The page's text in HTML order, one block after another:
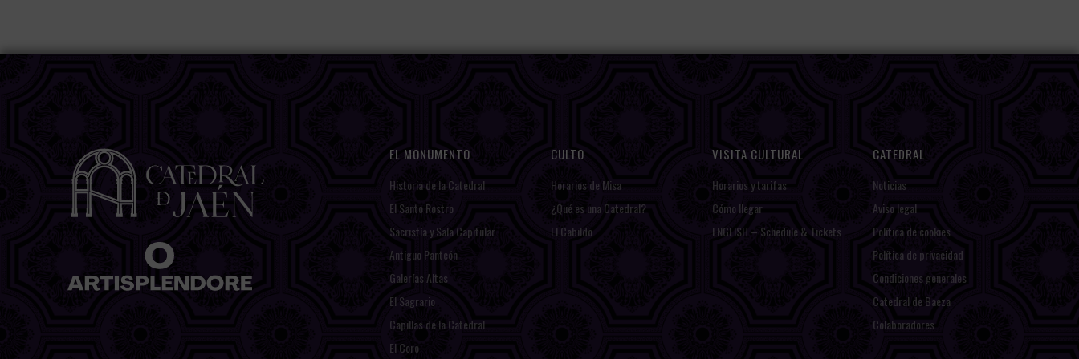
EL MONUMENTO
Historia de la Catedral
El Santo Rostro
Sacristía y Sala Capitular
Antiguo Panteón
Galerías Altas
El Sagrario
Capillas de la Catedral
El Coro
CULTO
Horarios de Misa
¿Qué es una Catedral?
El Cabildo
VISITA CULTURAL
Horarios y tarifas
Cómo llegar
ENGLISH – Schedule & Tickets
CATEDRAL
Noticias
Aviso legal
Política de cookies
Política de privacidad
Condiciones generales
Catedral de Baeza
Colaboradores